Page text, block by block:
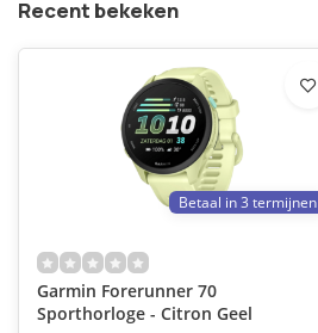
Recent bekeken
Betaal in 3 termijnen
Garmin Forerunner 70
Sporthorloge - Citron Geel